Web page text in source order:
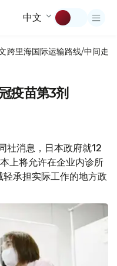
中文
跨里海国际运输路线/中间走廊
疫苗第3剂
社消息，日本政府就12
上将允许在企业内诊所
承担实际工作的地方政